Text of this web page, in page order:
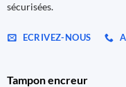
sécurisées.
ECRIVEZ-NOUS
Tampon encreur